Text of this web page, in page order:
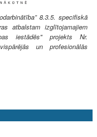
8.3.5. specifiskā
atbalstam izglītojamajiem
iestādēs" projekts Nr.
un profesionālās